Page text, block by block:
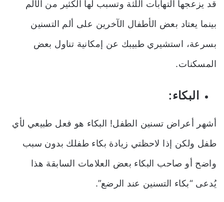
قد يزعجها التهابات اللثة وتسبب لها الكثير من الألم
بينما يعتاد بعض الأطفال الآخرين على ألم التسنين
بسرعة، استشيري طبيبك عن إمكانية تناول بعض
المسكنات.
البكاء:
أشهر أعراض تسنين الطفل! البكاء هو فعل طبيعي لأي
طفل ولكن إذا لاحظتي زيادة بكاء طفلك بدون سبب
واضح أو صاحب البكاء بعض العلامات السابقة هذا
يُدعى “بكاء التسنين عند الرضع”.